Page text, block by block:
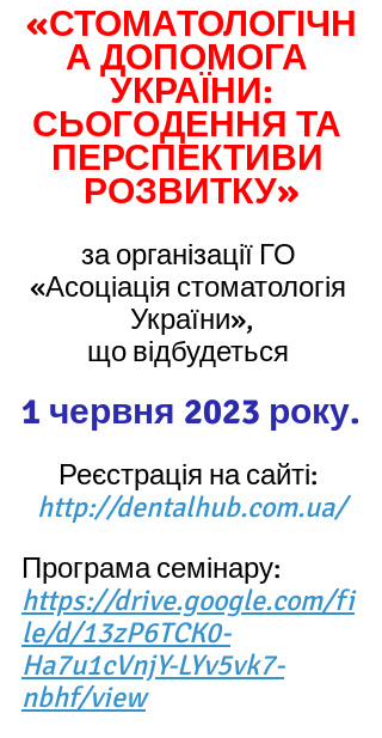
«СТОМАТОЛОГІЧН
А ДОПОМОГА
УКРАЇНИ:
СЬОГОДЕННЯ ТА
ПЕРСПЕКТИВИ
РОЗВИТКУ»
за організації ГО
«Асоціація стоматологія
України»,
що відбудеться
1 червня 2023 року.
Реєстрація на сайті:
http://dentalhub.com.ua/
Програма семінару:
https://drive.google.com/fi
le/d/13zP6TCK0-
Ha7u1cVnjY-LYv5vk7-
nbhf/view